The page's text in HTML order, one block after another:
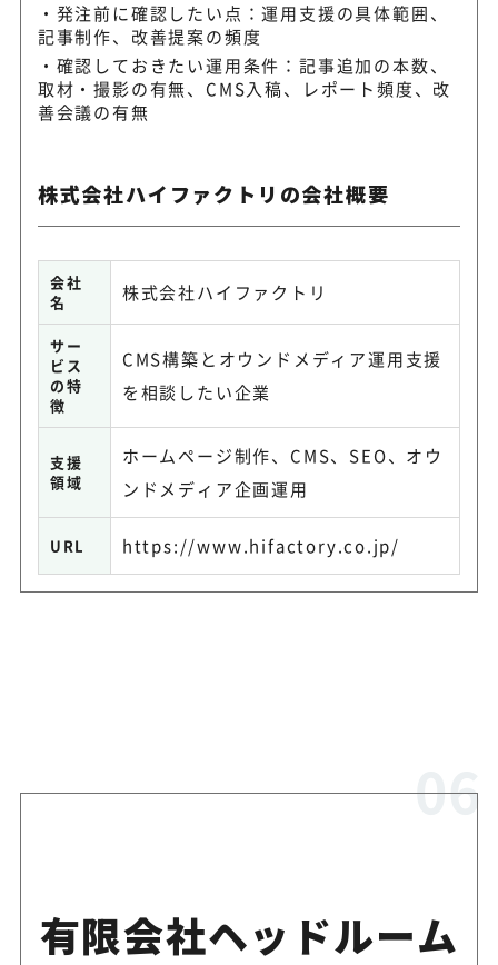
発注前に確認したい点：運用支援の具体範囲、
記事制作、改善提案の頻度
確認しておきたい運用条件：記事追加の本数、
取材・撮影の有無、CMS入稿、レポート頻度、改
善会議の有無
株式会社ハイファクトリの会社概要
会社
名
株式会社ハイファクトリ
サー
ビス
の特
徴
CMS構築とオウンドメディア運用支援
を相談したい企業
支援
領域
ホームページ制作、CMS、SEO、オウ
ンドメディア企画運用
URL https://www.hifactory.co.jp/
有限会社ヘッドルーム